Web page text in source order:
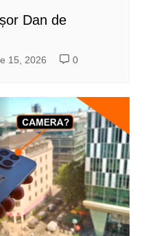
Dan de
15, 2026 0